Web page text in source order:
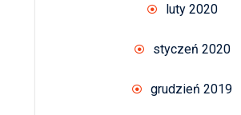
luty 2020
styczeń 2020
grudzień 2019